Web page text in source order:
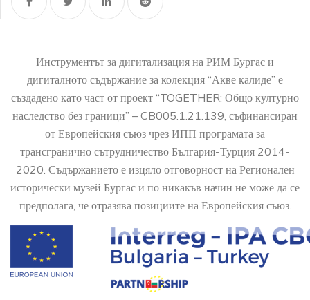
Инструментът за дигитализация на РИМ Бургас и
дигиталното съдържание за колекция “Акве калиде” е
създадено като част от проект “TOGETHER: Общо културно
наследство без граници” – CB005.1.21.139, съфинансиран
от Европейския съюз чрез ИПП програмата за
трансгранично сътрудничество България-Турция 2014-
2020. Съдържанието е изцяло отговорност на Регионален
исторически музей Бургас и по никакъв начин не може да се
предполага, че отразява позициите на Европейския съюз.